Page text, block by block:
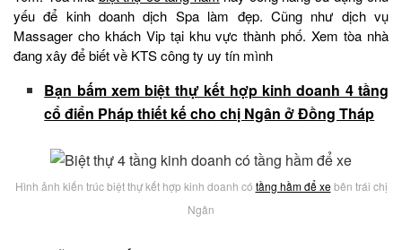
yếu để kinh doanh dịch Spa làm đẹp. Cũng như dịch vụ
Massager cho khách Vip tại khu vực thành phố. Xem tòa nhà
đang xây để biết về KTS công ty uy tín mình
Bạn bấm xem biệt thự kết hợp kinh doanh 4 tầng
cổ điển Pháp thiết kế cho chị Ngân ở Đồng Tháp
Hình ảnh kiến trúc biệt thự kết hợp kinh doanh có tầng hầm để xebên trái chị
Ngân